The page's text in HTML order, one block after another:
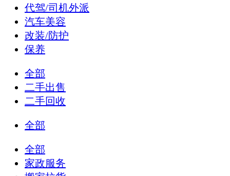
代驾/司机外派
汽车美容
改装/防护
保养
全部
二手出售
二手回收
全部
全部
家政服务